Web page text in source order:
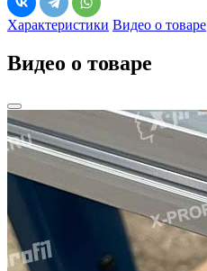
Характеристики Видео о товаре
Видео о товаре